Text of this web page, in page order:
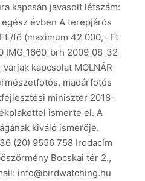
kapcsán javasolt létszám:
évben A terepjárós
/fő (maximum 42 000,- Ft
2009_08_32
kapcsolat MOLNÁR
madárfotós
miniszter 2018-
ismerte el. A
kiváló ismerője.
(20) 9556 758 Irodacím
Bocskai tér 2.,
info@birdwatching.hu